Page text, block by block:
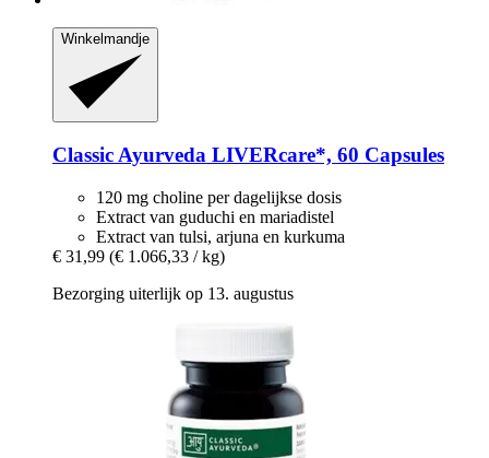
Winkelmandje
Classic Ayurveda LIVERcare*, 60 Capsules
120 mg choline per dagelijkse dosis
Extract van guduchi en mariadistel
Extract van tulsi, arjuna en kurkuma
€ 31,99 (€ 1.066,33 / kg)
Bezorging uiterlijk op 13. augustus